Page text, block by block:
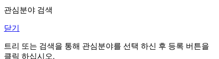
관심분야 검색
닫기
트리 또는 검색을 통해 관심분야를 선택 하신 후 등록 버튼을
클릭 하십시오.